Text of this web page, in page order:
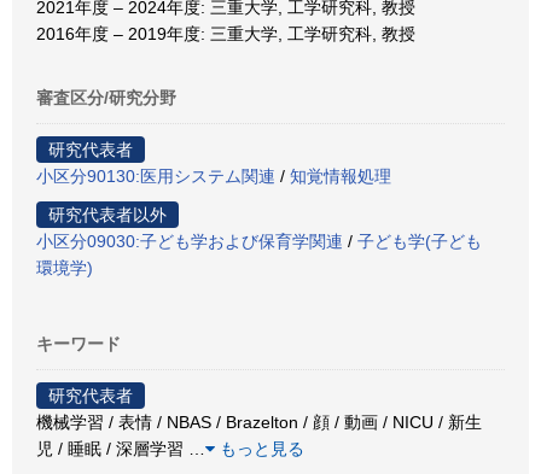
2021年度 – 2024年度: 三重大学, 工学研究科, 教授
2016年度 – 2019年度: 三重大学, 工学研究科, 教授
審査区分/研究分野
研究代表者
小区分90130:医用システム関連 / 知覚情報処理
研究代表者以外
小区分09030:子ども学および保育学関連 / 子ども学(子ども
環境学)
キーワード
研究代表者
機械学習 / 表情 / NBAS / Brazelton / 顔 / 動画 / NICU / 新生
児 / 睡眠 / 深層学習
もっと見る